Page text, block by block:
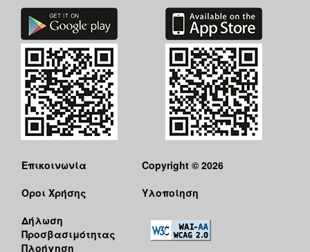
Επικοινωνία
Όροι Χρήσης
Δήλωση
Προσβασιμότητας
Πλοήγηση
Copyright © 2026
Υλοποίηση